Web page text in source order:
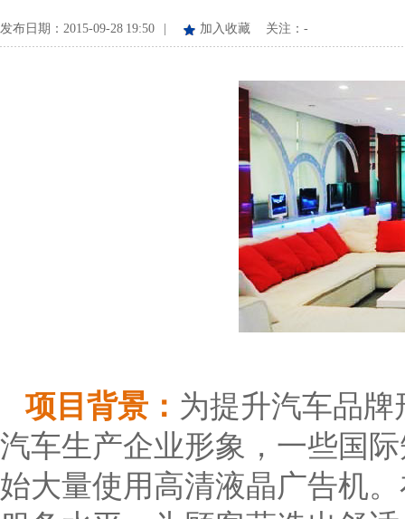
发布日期：2015-09-28 19:50 | 加入收藏 关注： -
项目背景： 为提升汽车品
汽车生产企业形象，一些国
始大量使用高清液晶广告机